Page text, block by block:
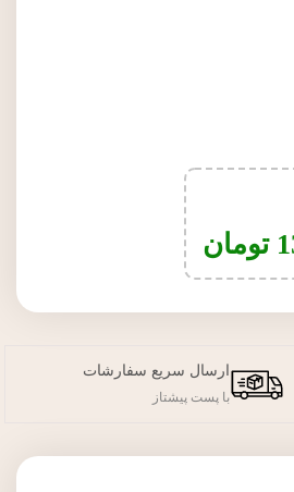
تومان
ارسال سریع سفارشات
با پست پیشتاز